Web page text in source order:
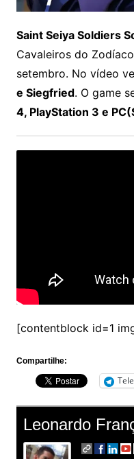
Saint Seiya Soldiers
Cavaleiros do
setembro. No vídeo
e Siegfried. O game
4, PlayStation 3 e
[contentblock id=1
Compartilhe:
Leonardo